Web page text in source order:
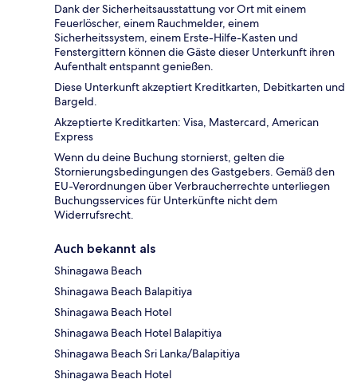
Dank der Sicherheitsausstattung vor Ort mit einem
Feuerlöscher, einem Rauchmelder, einem
Sicherheitssystem, einem Erste-Hilfe-Kasten und
Fenstergittern können die Gäste dieser Unterkunft ihren
Aufenthalt entspannt genießen.
Diese Unterkunft akzeptiert Kreditkarten, Debitkarten und
Bargeld.
Akzeptierte Kreditkarten: Visa, Mastercard, American
Express
Wenn du deine Buchung stornierst, gelten die
Stornierungsbedingungen des Gastgebers. Gemäß den
EU-Verordnungen über Verbraucherrechte unterliegen
Buchungsservices für Unterkünfte nicht dem
Widerrufsrecht.
Auch bekannt als
Shinagawa Beach
Shinagawa Beach Balapitiya
Shinagawa Beach Hotel
Shinagawa Beach Hotel Balapitiya
Shinagawa Beach Sri Lanka/Balapitiya
Shinagawa Beach Hotel